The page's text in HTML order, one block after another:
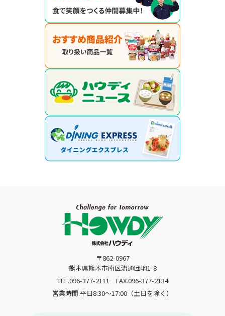
〒862-0967
熊本県熊本市南区流通団地1-8
TEL.096-377-2111
FAX.096-377-2134
営業時間.平日8:30〜17:00（土日を除く）